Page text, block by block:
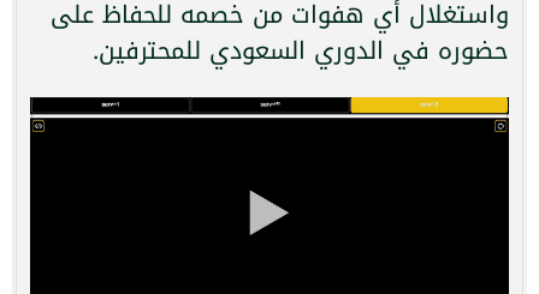
واستغلال أي هفوات من خصمه للحفاظ على
حضوره في الدوري السعودي للمحترفين.